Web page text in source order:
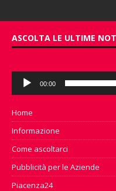
ASCOLTA LE ULTIME
Audio
Player
00:00
Home
Informazione
Come ascoltarci
Pubblicità per le Aziende
Piacenza24